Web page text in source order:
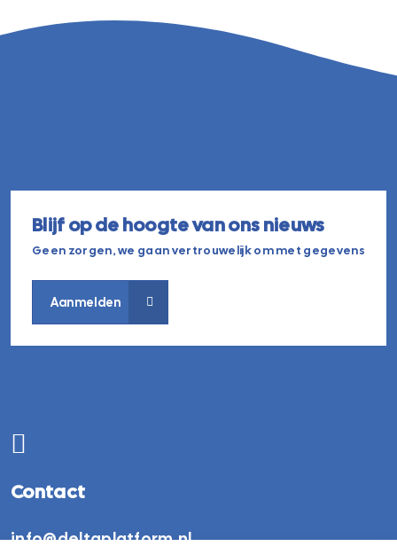
Blijf op de hoogte van ons nieuws
Geen zorgen, we gaan vertrouwelijk om met gegevens
Aanmelden
Contact
info@deltaplatform.nl